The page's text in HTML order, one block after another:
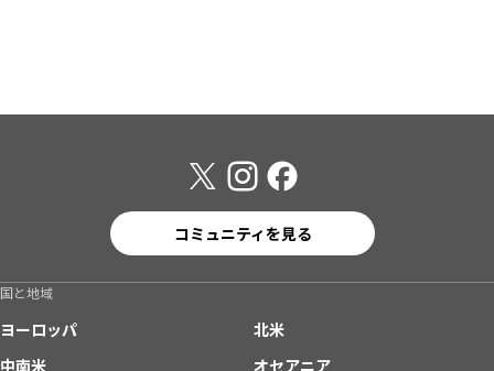
コミュニティを見る
国と地域
ヨーロッパ
北米
中南米
オセアニア